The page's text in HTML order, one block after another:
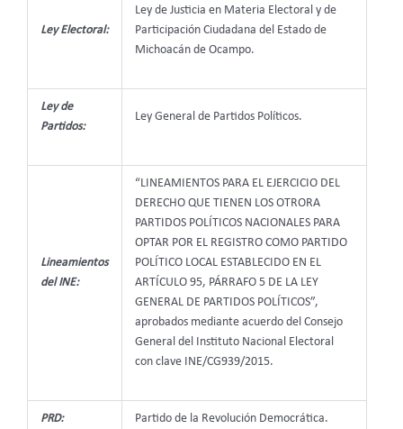
Ley Electoral:
Ley de Justicia en Materia Electoral y de
Participación Ciudadana del Estado de
Michoacán de Ocampo.
Ley de
Partidos:
Ley General de Partidos Políticos.
Lineamientos
del INE:
“LINEAMIENTOS PARA EL EJERCICIO DEL
DERECHO QUE TIENEN LOS OTRORA
PARTIDOS POLÍTICOS NACIONALES PARA
OPTAR POR EL REGISTRO COMO PARTIDO
POLÍTICO LOCAL ESTABLECIDO EN EL
ARTÍCULO 95, PÁRRAFO 5 DE LA LEY
GENERAL DE PARTIDOS POLÍTICOS”,
aprobados mediante acuerdo del Consejo
General del Instituto Nacional Electoral
con clave
INE/CG939/2015.
PRD: Partido de la Revolución Democrática.